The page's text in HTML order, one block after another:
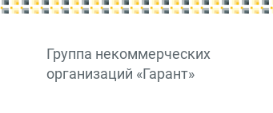
Группа некоммерческих
организаций «Гарант»